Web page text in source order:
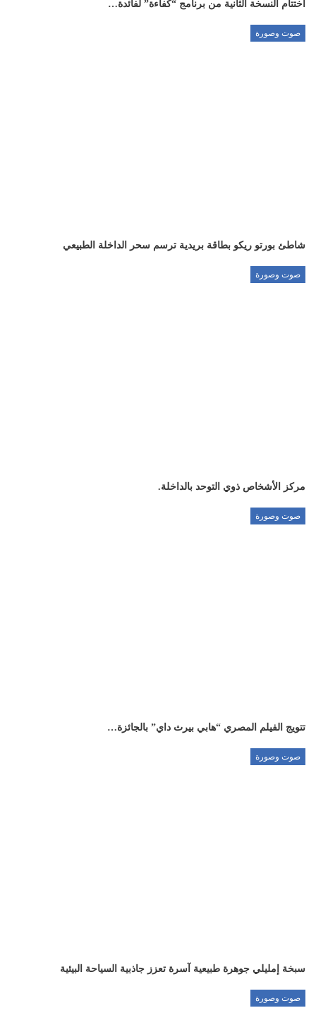
اختتام النسخة الثانية من برنامج “كفاءة” لفائدة…
صوت وصورة
شاطئ بورتو ريكو بطاقة بريدية ترسم سحر الداخلة الطبيعي
صوت وصورة
مركز الأشخاص ذوي التوحد بالداخلة.
صوت وصورة
تتويج الفيلم المصري “هابي بيرث داي” بالجائزة…
صوت وصورة
سبخة إمليلي جوهرة طبيعية آسرة تعزز جاذبية السياحة البيئية
صوت وصورة